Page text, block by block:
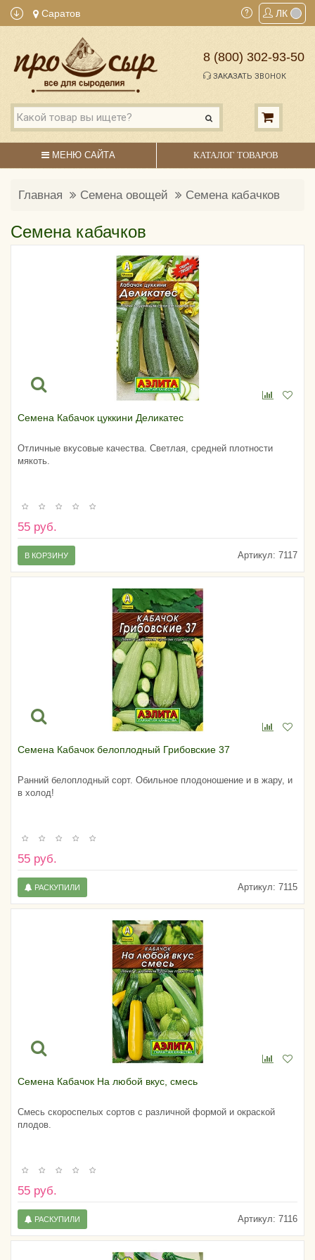
Саратов ЛК
8 (800) 302-93-50
ЗАКАЗАТЬ ЗВОНОК
МЕНЮ САЙТА КАТАЛОГ ТОВАРОВ
Главная Семена овощей Семена кабачков
Семена кабачков
Семена Кабачок цуккини Деликатес
Отличные вкусовые качества. Светлая, средней плотности
мякоть.
55 руб.
Артикул: 7117
В КОРЗИНУ
Семена Кабачок белоплодный Грибовские 37
Ранний белоплодный сорт. Обильное плодоношение и в жару, и
в холод!
55 руб.
Артикул: 7115
РАСКУПИЛИ
Семена Кабачок На любой вкус, смесь
Смесь скороспелых сортов с различной формой и окраской
плодов.
55 руб.
Артикул: 7116
РАСКУПИЛИ